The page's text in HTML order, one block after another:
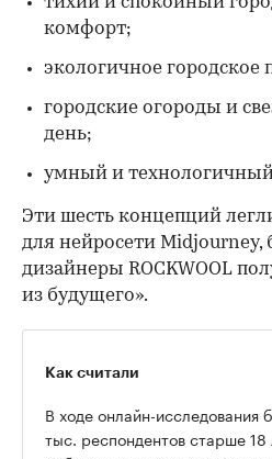
комфорт;
экологичное городское
городские огороды и
день;
умный и технологичный
Эти шесть концепций
для нейросети Midjourney,
дизайнеры ROCKWOOL
из будущего».
Как считали
В ходе онлайн-исследования
тыс. респондентов старше